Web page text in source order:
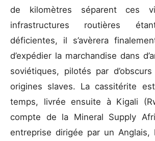
de kilomètres séparent ces
infrastructures routières
déficientes, il s’avèrera
d’expédier la marchandise dans
soviétiques, pilotés par
origines slaves. La cassitérite
temps, livrée ensuite à Kigali
compte de la Mineral Supply
entreprise dirigée par un Anglais,